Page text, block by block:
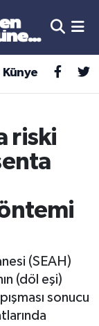
Künye
riski
(SEAH)
(döl eşi)
sonucu